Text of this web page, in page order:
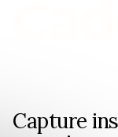
Capture